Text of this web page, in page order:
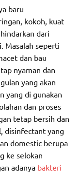
baru
kokoh, kuat
dari
Masalah seperti
dan bau
nyaman dan
yang akan
yang di gunakan
dan proses
tetap bersih dan
disinfectant yang
domestic berupa
ke selokan
adanya bakteri